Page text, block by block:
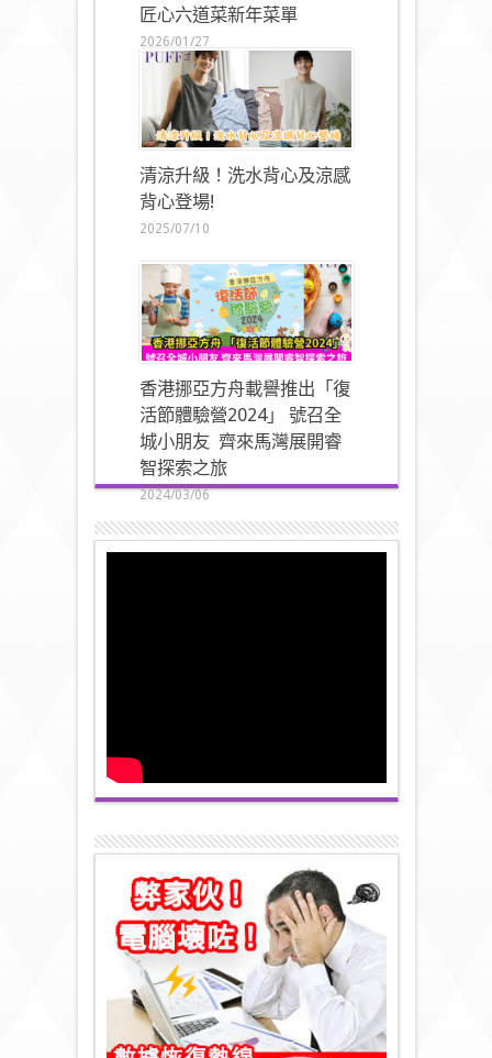
匠心六道菜新年菜單
2026/01/27
清涼升級！洗水背心及涼感
背心登場!
2025/07/10
香港挪亞方舟載譽推出「復
活節體驗營2024」 號召全
城小朋友 齊來馬灣展開睿
智探索之旅
2024/03/06